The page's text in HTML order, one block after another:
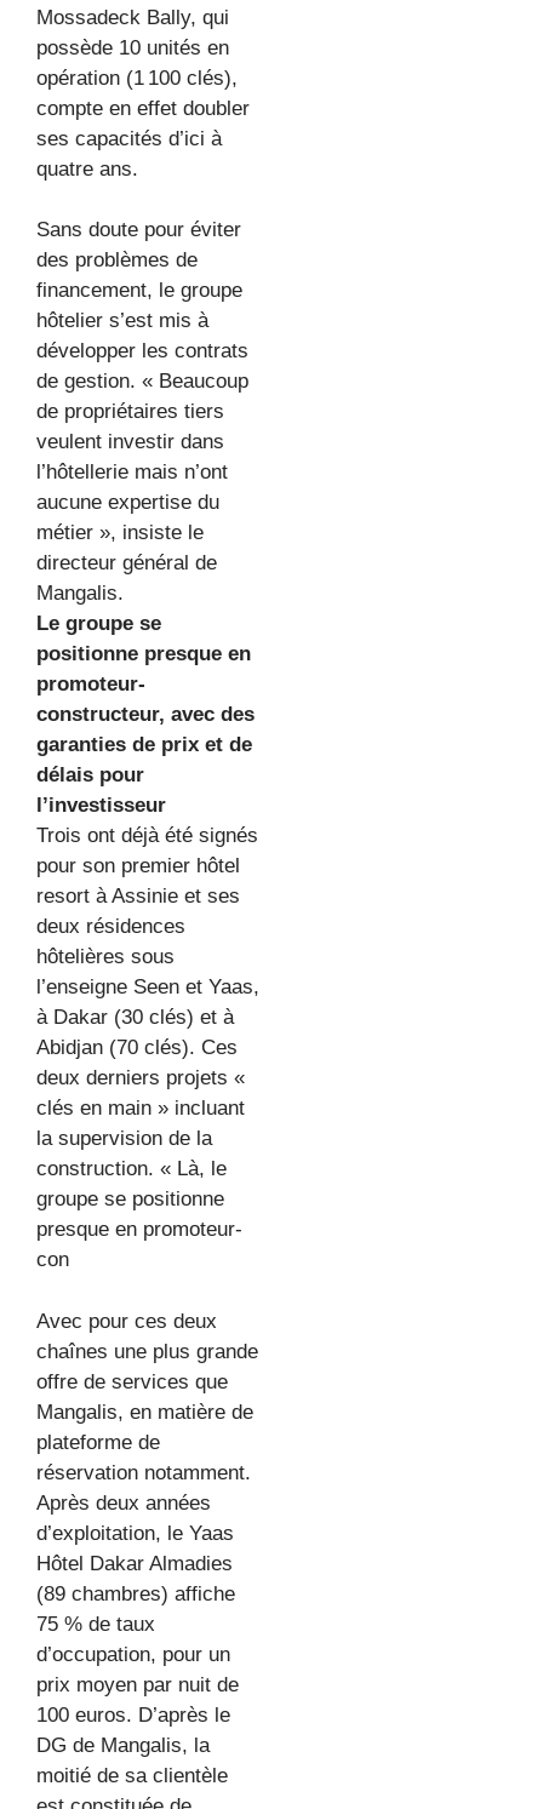
Mossadeck Bally, qui
possède 10 unités en
opération (1 100 clés),
compte en effet doubler
ses capacités d’ici à
quatre ans.
Sans doute pour éviter
des problèmes de
financement, le groupe
hôtelier s’est mis à
développer les contrats
de gestion. « Beaucoup
de propriétaires tiers
veulent investir dans
l’hôtellerie mais n’ont
aucune expertise du
métier », insiste le
directeur général de
Mangalis.
Le groupe se
positionne presque en
promoteur-
constructeur, avec des
garanties de prix et de
délais pour
l’investisseur
Trois ont déjà été signés
pour son premier hôtel
resort à Assinie et ses
deux résidences
hôtelières sous
l’enseigne Seen et Yaas,
à Dakar (30 clés) et à
Abidjan (70 clés). Ces
deux derniers projets «
clés en main » incluant
la supervision de la
construction. « Là, le
groupe se positionne
presque en promoteur-
con
Avec pour ces deux
chaînes une plus grande
offre de services que
Mangalis, en matière de
plateforme de
réservation notamment.
Après deux années
d’exploitation, le Yaas
Hôtel Dakar Almadies
(89 chambres) affiche
75 % de taux
d’occupation, pour un
prix moyen par nuit de
100 euros. D’après le
DG de Mangalis, la
moitié de sa clientèle